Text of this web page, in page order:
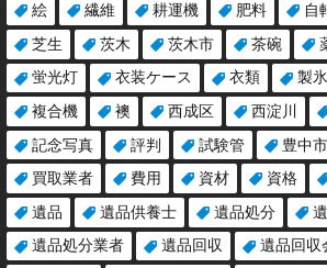
絵
繊維 耕運機 肥料 自
芝生
茨木 茨木市 茶碗
蛍光灯
衣装ケース 衣類 製
複合機
襖 西成区 西淀川
記念写真
評判 試験管 豊中市
買取業者
費用 資材 資格
遺品
遺品供養士 遺品処分
遺品処分業者
遺品回収 遺品回収